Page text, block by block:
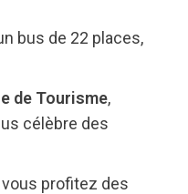
bus de 22 places,
de Tourisme,
célèbre des
profitez des